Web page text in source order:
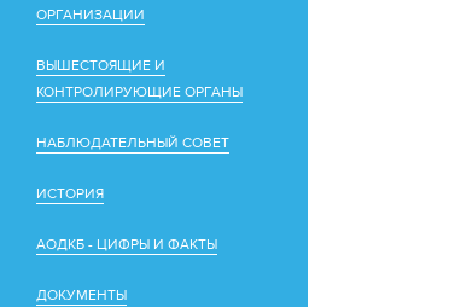
ОРГАНИЗАЦИИ
ВЫШЕСТОЯЩИЕ И
КОНТРОЛИРУЮЩИЕ ОРГАНЫ
НАБЛЮДАТЕЛЬНЫЙ СОВЕТ
ИСТОРИЯ
АОДКБ - ЦИФРЫ И ФАКТЫ
ДОКУМЕНТЫ